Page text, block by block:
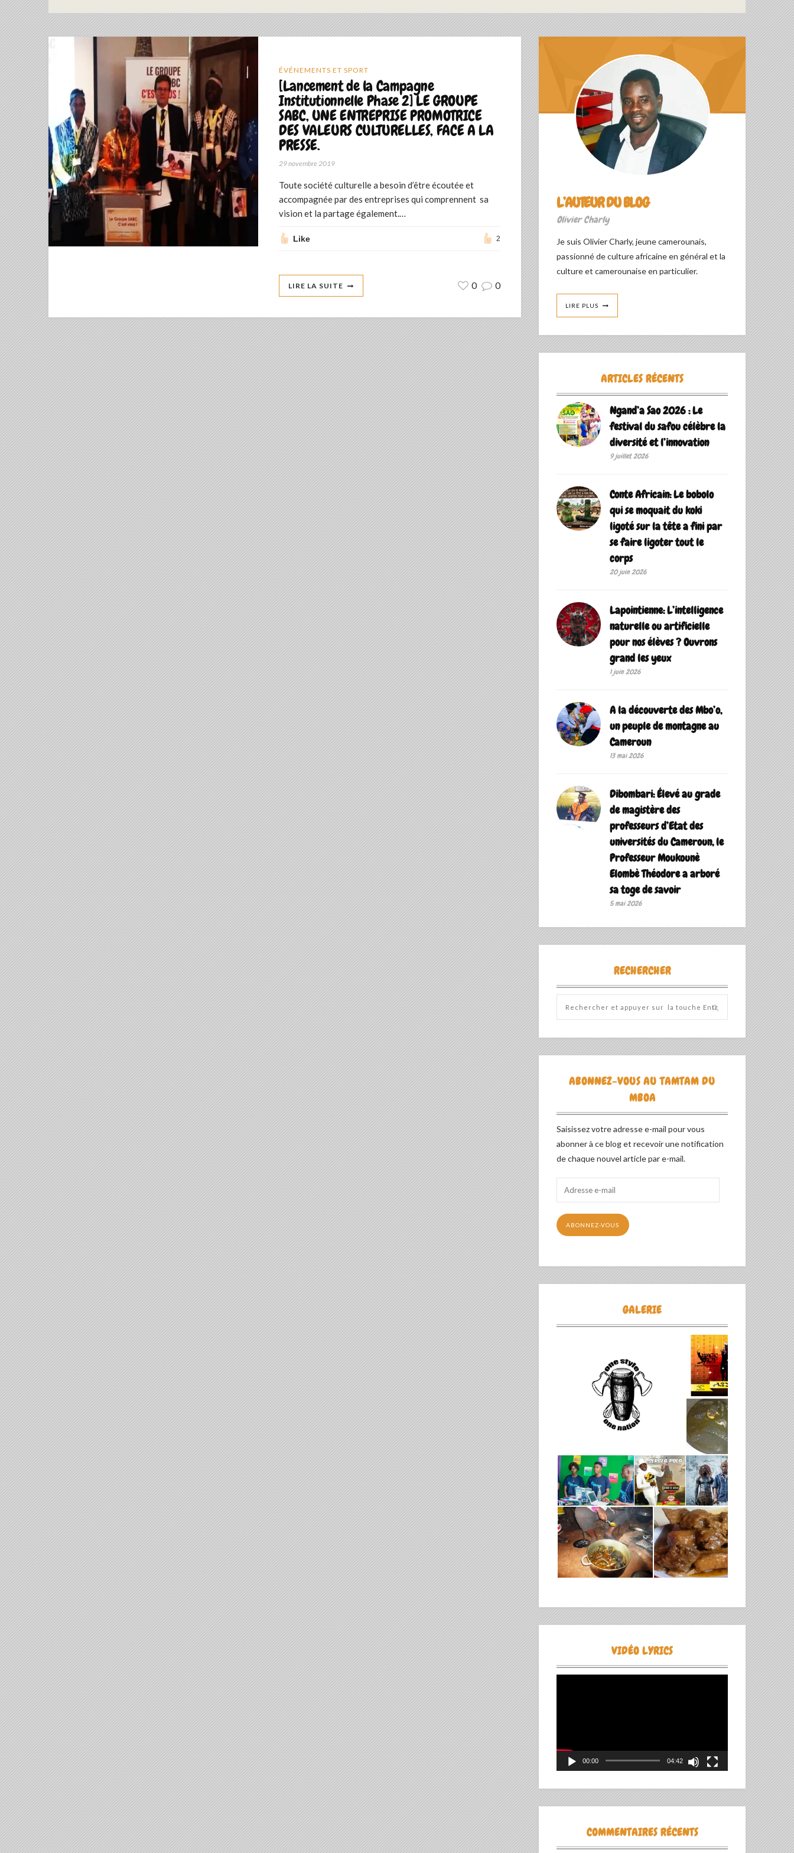
ÉVÉNEMENTS ET SPORT
[Lancement de la Campagne
Institutionnelle Phase 2] LE GROUPE
SABC, UNE ENTREPRISE PROMOTRICE
DES VALEURS CULTURELLES, FACE A LA
PRESSE.
29 novembre 2019
Toute société culturelle a besoin d’être écoutée et
accompagnée par des entreprises qui comprennent sa
vision et la partage également.…
Like 2
LIRE LA SUITE 0 0
L’AUTEUR DU BLOG
Olivier Charly
Je suis Olivier Charly, jeune camerounais,
passionné de culture africaine en général et la
culture et camerounaise en particulier.
LIRE PLUS
ARTICLES RÉCENTS
Ngand’a Sao 2026 : Le
festival du safou célèbre la
diversité et l’innovation
9 juillet 2026
Conte Africain: Le bobolo
qui se moquait du koki
ligoté sur la tête a fini par
se faire ligoter tout le
corps
20 juin 2026
Lapointienne: L’intelligence
naturelle ou artificielle
pour nos élèves ? Ouvrons
grand les yeux
1 juin 2026
A la découverte des Mbo’o,
un peuple de montagne au
Cameroun
13 mai 2026
Dibombari: Élevé au grade
de magistère des
professeurs d’Etat des
universités du Cameroun, le
Professeur Moukounè
Elombè Théodore a arboré
sa toge de savoir ‎
5 mai 2026
RECHERCHER
ABONNEZ-VOUS AU TAMTAM DU
MBOA
Saisissez votre adresse e-mail pour vous
abonner à ce blog et recevoir une notification
de chaque nouvel article par e-mail.
mail
ABONNEZ-VOUS
GALERIE
VIDÉO LYRICS
00:00 04:42
COMMENTAIRES RÉCENTS